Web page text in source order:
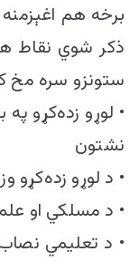
برخه هم
ذکر شوي نقاط
ستونزو سره مخ
• لوړو زده‌کړو
نشتون
• د لوړو زده‌کړو
• د مسلکي او
• د تعلیمي نصاب